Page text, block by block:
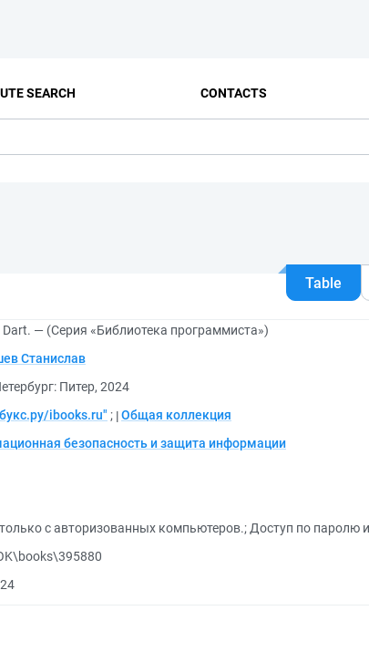
SEARCH CONTACTS
Table
— (Серия «Библиотека программиста»)
Станислав
Питер, 2024
ibooks.ru" ; Общая коллекция
безопасность и защита информации
с авторизованных компьютеров.; Доступ по паролю